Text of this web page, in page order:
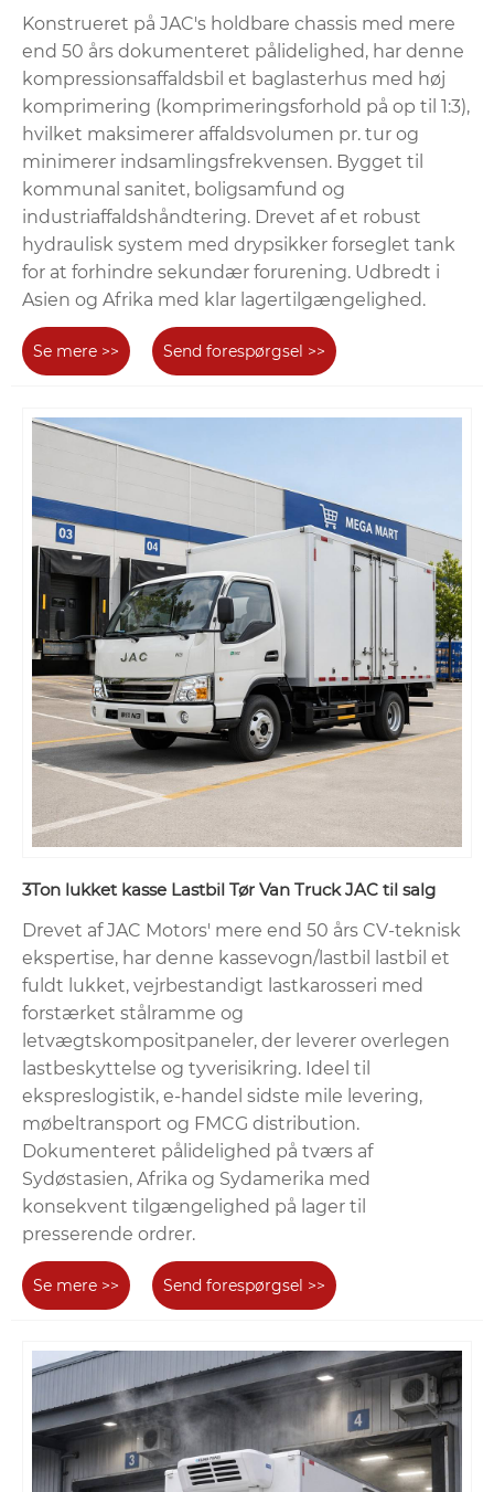
Konstrueret på JAC's holdbare chassis med mere
end 50 års dokumenteret pålidelighed, har denne
kompressionsaffaldsbil et baglasterhus med høj
komprimering (komprimeringsforhold på op til 1:3),
hvilket maksimerer affaldsvolumen pr. tur og
minimerer indsamlingsfrekvensen. Bygget til
kommunal sanitet, boligsamfund og
industriaffaldshåndtering. Drevet af et robust
hydraulisk system med drypsikker forseglet tank
for at forhindre sekundær forurening. Udbredt i
Asien og Afrika med klar lagertilgængelighed.
Se mere >> Send forespørgsel >>
3Ton lukket kasse Lastbil Tør Van Truck JAC til salg
Drevet af JAC Motors' mere end 50 års CV-teknisk
ekspertise, har denne kassevogn/lastbil lastbil et
fuldt lukket, vejrbestandigt lastkarosseri med
forstærket stålramme og
letvægtskompositpaneler, der leverer overlegen
lastbeskyttelse og tyverisikring. Ideel til
ekspreslogistik, e-handel sidste mile levering,
møbeltransport og FMCG distribution.
Dokumenteret pålidelighed på tværs af
Sydøstasien, Afrika og Sydamerika med
konsekvent tilgængelighed på lager til
presserende ordrer.
Se mere >> Send forespørgsel >>